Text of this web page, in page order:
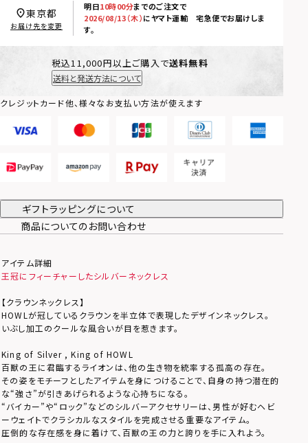
明日10時00分までのご注文で
2026/08/13（木）にヤマト運輸 宅急便でお届けしま
す。
東京都
お届け先を変更
税込11,000円以上ご購入で送料無料
送料と発送方法について
クレジットカード他、様々なお支払い方法が使えます
ギフトラッピングについて
商品についてのお問い合わせ
アイテム詳細
王冠にフィーチャーしたシルバーネックレス
【クラウンネックレス】
HOWLが冠しているクラウンを半立体で表現したデザインネックレス。
いぶし加工のクールな風合いが目を惹きます。
King of Silver , King of HOWL
百獣の王に君臨するライオンは、他の生き物を統率する孤高の存在。
その姿をモチーフとしたアイテムを身につけることで、自身の持つ潜在的
な“強さ”が引きあげられるような心持ちになる。
“バイカー”や“ロック”などのシルバーアクセサリーは、男性が好むヘビ
ーウェイトでクラシカルなスタイルを完成させる重要なアイテム。
圧倒的な存在感を身に着けて、百獣の王の力と誇りを手に入れよう。